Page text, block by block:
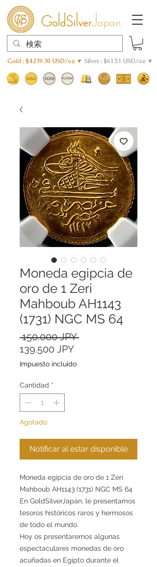
Gold : $4239.30 USD/oz ▼ Silver : $61.51 USD/oz ▼
Moneda egipcia de
oro de 1 Zeri
Mahboub AH1143
(1731) NGC MS 64
150.000 JPY Precio
139.500 JPYPrecio
de
Impuesto incluido
Cantidad *
Agotado
Notificar al estar disponible
Moneda egipcia de oro de 1 Zeri
Mahboub AH1143 (1731) NGC MS 64
En GoldSilverJapan, le presentamos
tesoros históricos raros y hermosos
de todo el mundo.
Hoy os presentaremos algunas
espectaculares monedas de oro
acuñadas en Egipto durante el